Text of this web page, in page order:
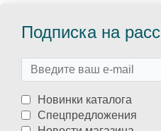
Подписка на
Новинки каталога
Спецпредложения